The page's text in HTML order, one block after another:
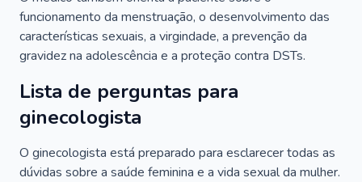
funcionamento da menstruação, o desenvolvimento das
características sexuais, a virgindade, a prevenção da
gravidez na adolescência e a proteção contra DSTs.
Lista de perguntas para
ginecologista
O ginecologista está preparado para esclarecer todas as
dúvidas sobre a saúde feminina e a vida sexual da mulher.